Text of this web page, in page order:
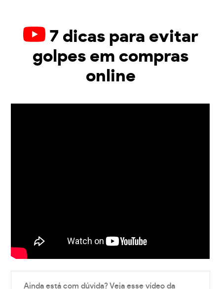
7 dicas para evitar
golpes em compras
online
Ainda está com dúvida? Veja esse vídeo da